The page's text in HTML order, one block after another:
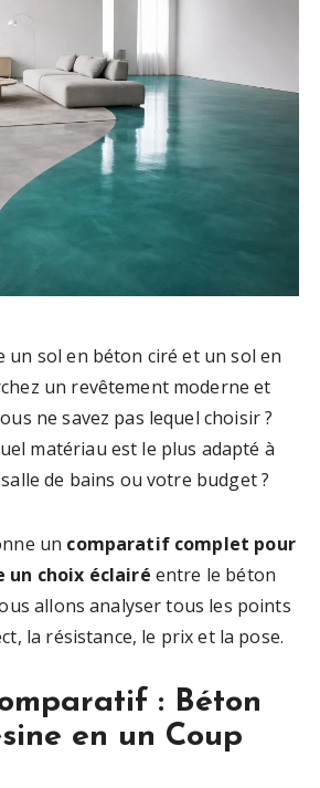
un sol en béton ciré et un sol en
un revêtement moderne et
ne savez pas lequel choisir ?
matériau est le plus adapté à
de bains ou votre budget ?
un comparatif complet pour
un choix éclairé entre le béton
allons analyser tous les points
la résistance, le prix et la pose.
: Béton
en un Coup